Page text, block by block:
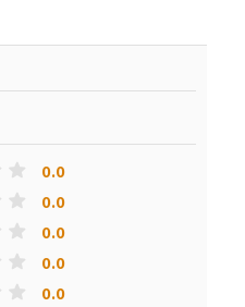
0.0
0.0
0.0
0.0
0.0